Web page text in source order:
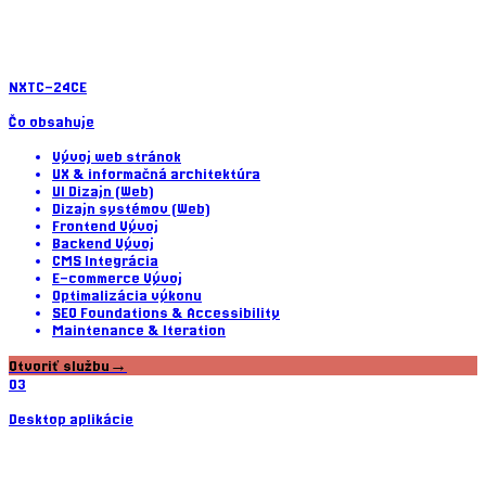
NXTC-24CE
Čo obsahuje
Vývoj web stránok
UX & informačná architektúra
UI Dizajn (Web)
Dizajn systémov (Web)
Frontend Vývoj
Backend Vývoj
CMS Integrácia
E-commerce Vývoj
Optimalizácia výkonu
SEO Foundations & Accessibility
Maintenance & Iteration
Otvoriť službu →
03
Desktop aplikácie